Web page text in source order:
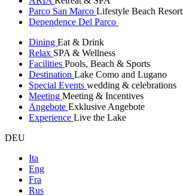
Parco San Marco Lifestyle Beach Resort
Dependence Del Parco
Dining Eat & Drink
Relax SPA & Wellness
Facilities Pools, Beach & Sports
Destination Lake Como and Lugano
Special Events wedding & celebrations
Meeting Meeting & Incentives
Angebote Exklusive Angebote
Experience Live the Lake
DEU
Ita
Eng
Fra
Rus